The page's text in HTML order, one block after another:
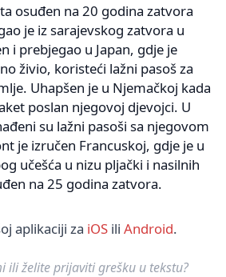
osuđen na 20 godina zatvora
je iz sarajevskog zatvora u
i prebjegao u Japan, gdje je
živio, koristeći lažni pasoš za
Uhapšen je u Njemačkoj kada
poslan njegovoj djevojci. U
su lažni pasoši sa njegovom
je izručen Francuskoj, gdje je u
učešća u nizu pljački i nasilnih
na 25 godina zatvora.
aplikaciji za iOS ili Android.
ili želite prijaviti grešku u tekstu?